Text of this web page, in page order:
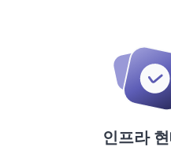
인프라